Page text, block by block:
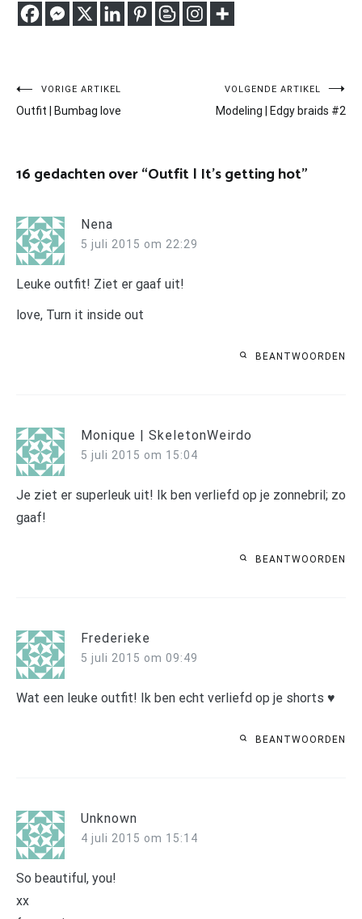
Bericht
navigatie
VORIGE ARTIKEL
Outfit | Bumbag love
VOLGENDE ARTIKEL
Modeling | Edgy braids #2
16 gedachten over “Outfit | It’s getting hot”
Nena
5 juli 2015 om 22:29
Leuke outfit! Ziet er gaaf uit!
love, Turn it inside out
BEANTWOORDEN
Monique | SkeletonWeirdo
5 juli 2015 om 15:04
Je ziet er superleuk uit! Ik ben verliefd op je zonnebril; zo
gaaf!
BEANTWOORDEN
Frederieke
5 juli 2015 om 09:49
Wat een leuke outfit! Ik ben echt verliefd op je shorts ♥
BEANTWOORDEN
Unknown
4 juli 2015 om 15:14
So beautiful, you!
xx